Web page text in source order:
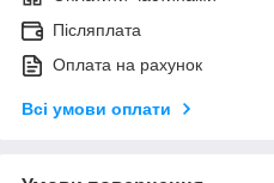
Післяплата
Оплата на рахунок
Всі умови оплати